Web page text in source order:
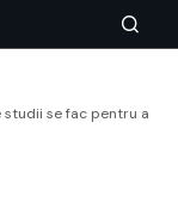
se fac pentru a